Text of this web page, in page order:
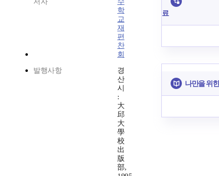
저자
수
학
교
재
편
찬
회
발행사항
경
산
시
:
大
邱
大
學
校
出
版
部,
료
나만을 위